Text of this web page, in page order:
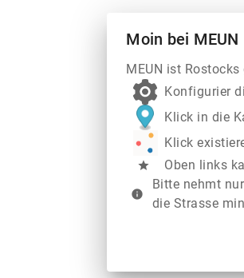
Moin bei MEUN
MEUN ist
Konfigurier
Klick in die
Klick
star Oben links
info
Bitte nehmt
die Strasse